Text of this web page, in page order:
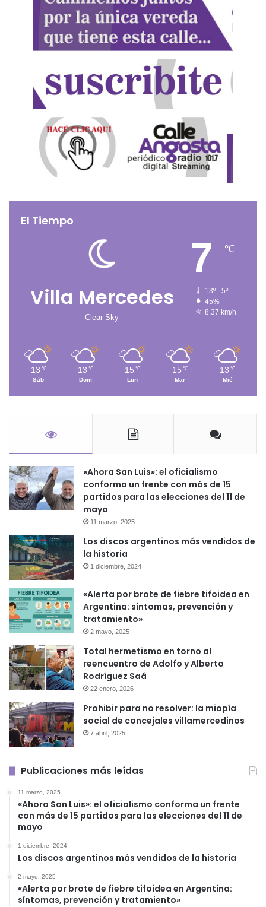
El Tiempo
Villa Mercedes
Clear Sky
7 ℃
13º - 5º
45%
8.37 km/h
13 ℃
Sáb
13 ℃
Dom
15 ℃
Lun
15 ℃
Mar
13 ℃
Mié
«Ahora San Luis»: el oficialismo
conforma un frente con más de 15
partidos para las elecciones del 11 de
mayo
11 marzo, 2025
Los discos argentinos más vendidos de
la historia
1 diciembre, 2024
«Alerta por brote de fiebre tifoidea en
Argentina: síntomas, prevención y
tratamiento»
2 mayo, 2025
Total hermetismo en torno al
reencuentro de Adolfo y Alberto
Rodríguez Saá
22 enero, 2026
Prohibir para no resolver: la miopía
social de concejales villamercedinos
7 abril, 2025
Publicaciones más leídas
11 marzo, 2025
«Ahora San Luis»: el oficialismo conforma un frente
con más de 15 partidos para las elecciones del 11 de
mayo
1 diciembre, 2024
Los discos argentinos más vendidos de la historia
2 mayo, 2025
«Alerta por brote de fiebre tifoidea en Argentina:
síntomas, prevención y tratamiento»